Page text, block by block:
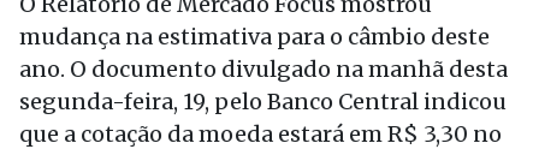
mudança na estimativa para o câmbio deste
ano. O documento divulgado na manhã desta
segunda-feira, 19, pelo Banco Central indicou
que a cotação da moeda estará em R$ 3,30 no